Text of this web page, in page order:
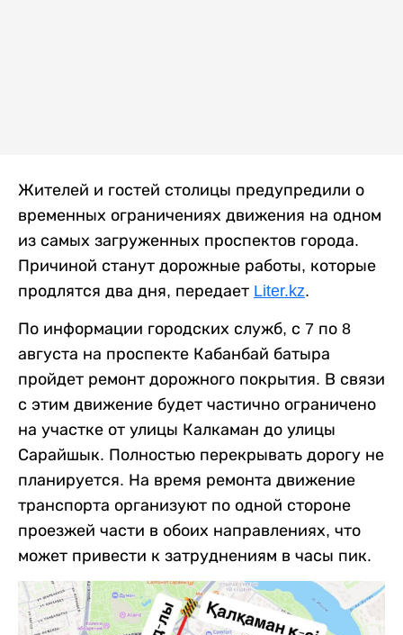
Жителей и гостей столицы предупредили о
временных ограничениях движения на одном
из самых загруженных проспектов города.
Причиной станут дорожные работы, которые
продлятся два дня, передает Liter.kz.
По информации городских служб, с 7 по 8
августа на проспекте Кабанбай батыра
пройдет ремонт дорожного покрытия. В связи
с этим движение будет частично ограничено
на участке от улицы Калкаман до улицы
Сарайшык. Полностью перекрывать дорогу не
планируется. На время ремонта движение
транспорта организуют по одной стороне
проезжей части в обоих направлениях, что
может привести к затруднениям в часы пик.